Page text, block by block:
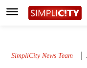
SimpliCity News Team